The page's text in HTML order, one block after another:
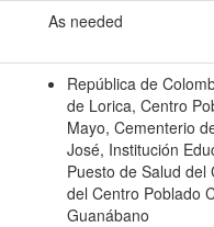
As needed
República de
de Lorica, Centro
Mayo, Cementerio
José, Institución
Puesto de Salud
del Centro Poblado
Guanábano